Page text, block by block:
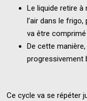
Le liquide retire à
l’air dans le
va être comprimé
De cette
progressivement
Ce cycle va se répéter